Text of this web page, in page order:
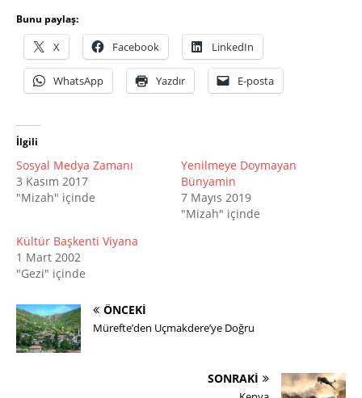
Bunu paylaş:
X Facebook LinkedIn
WhatsApp Yazdır E-posta
İlgili
Sosyal Medya Zamanı
3 Kasım 2017
"Mizah" içinde
Yenilmeye Doymayan
Bünyamin
7 Mayıs 2019
"Mizah" içinde
Kültür Başkenti Viyana
1 Mart 2002
"Gezi" içinde
ÖNCEKI
Mürefte’den Uçmakdere’ye Doğru
SONRAKI